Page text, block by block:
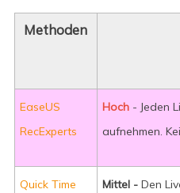
Methoden
EaseUS
RecExperts
Hoch- Jeden
aufnehmen.
Quick Time
Mittel -Den